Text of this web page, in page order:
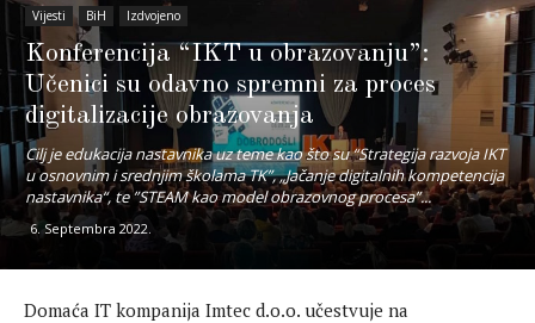
Vijesti BiH Izdvojeno
Konferencija “IKT u obrazovanju”:
Učenici su odavno spremni za proces
digitalizacije obrazovanja
Cilj je edukacija nastavnika uz teme kao što su “Strategija razvoja IKT
u osnovnim i srednjim školama TK”, „Jačanje digitalnih kompetencija
nastavnika“, te ”STEAM kao model obrazovnog procesa”...
6. Septembra 2022.
Domaća IT kompanija Imtec d.o.o. učestvuje na